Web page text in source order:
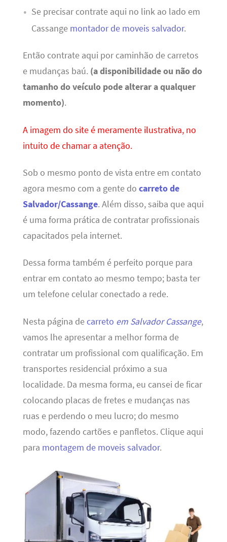
Se precisar contrate aqui no link ao lado em
Cassange montador de moveis salvador.
Então contrate aqui por caminhão de carretos
e mudanças baú. (a disponibilidade ou não do
tamanho do veículo pode alterar a qualquer
momento).
A imagem do site é meramente ilustrativa, no
intuito de chamar a atenção.
Sob o mesmo ponto de vista entre em contato
agora mesmo com a gente do carreto de
Salvador/Cassange. Além disso, saiba que aqui
é uma forma prática de contratar profissionais
capacitados pela internet.
Dessa forma também é perfeito porque para
entrar em contato ao mesmo tempo; basta ter
um telefone celular conectado a rede.
Nesta página decarreto em Salvador Cassange,
vamos lhe apresentar a melhor forma de
contratar um profissional com qualificação. Em
transportes residencial próximo a sua
localidade. Da mesma forma, eu cansei de ficar
colocando placas de fretes e mudanças nas
ruas e perdendo o meu lucro; do mesmo
modo, fazendo cartões e panfletos. Clique aqui
para montagem de moveis salvador.